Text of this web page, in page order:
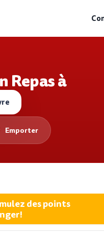
Repas à
Emporter
des points